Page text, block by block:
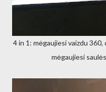
4 in 1: mėgaujiesi vaizdu 360,
mėgaujiesi